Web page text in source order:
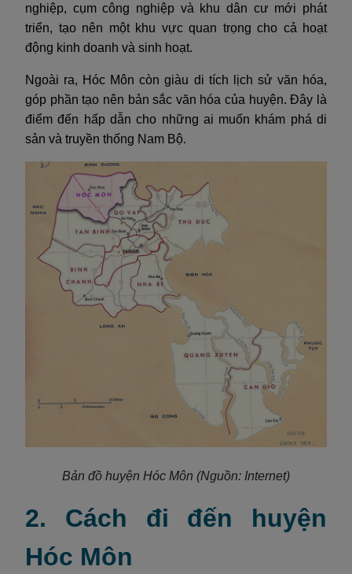
nghiệp, cụm công nghiệp và khu dân cư mới phát
triển, tạo nên một khu vực quan trọng cho cả hoạt
động kinh doanh và sinh hoạt.
Ngoài ra, Hóc Môn còn giàu di tích lịch sử văn hóa,
góp phần tạo nên bản sắc văn hóa của huyện. Đây là
điểm đến hấp dẫn cho những ai muốn khám phá di
sản và truyền thống Nam Bộ.
Bản đồ huyện Hóc Môn (Nguồn: Internet)
2. Cách đi đến huyện
Hóc Môn